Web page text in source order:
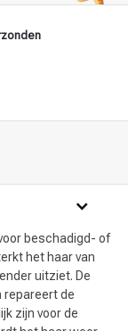
beschadigd- of
het haar van
uitziet. De
repareert de
zijn voor de